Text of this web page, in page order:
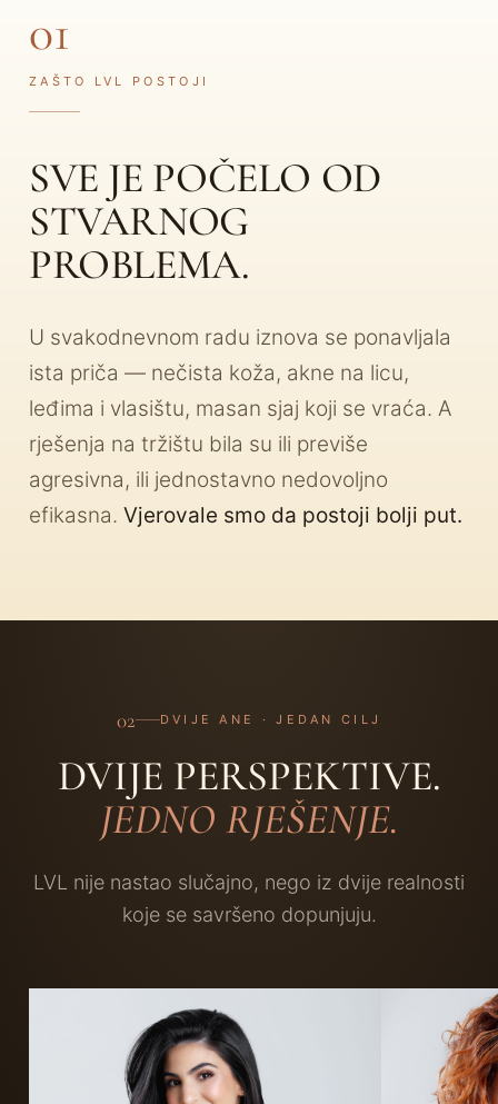
01
ZAŠTO LVL POSTOJI
SVE JE POČELO OD
STVARNOG
PROBLEMA.
U svakodnevnom radu iznova se ponavljala
ista priča — nečista koža, akne na licu,
leđima i vlasištu, masan sjaj koji se vraća. A
rješenja na tržištu bila su ili previše
agresivna, ili jednostavno nedovoljno
efikasna. Vjerovale smo da postoji bolji put.
02 DVIJE ANE · JEDAN CILJ
DVIJE PERSPEKTIVE.
JEDNO RJEŠENJE.
LVL nije nastao slučajno, nego iz dvije realnosti
koje se savršeno dopunjuju.